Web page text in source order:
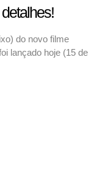
do novo filme
lançado hoje (15 de